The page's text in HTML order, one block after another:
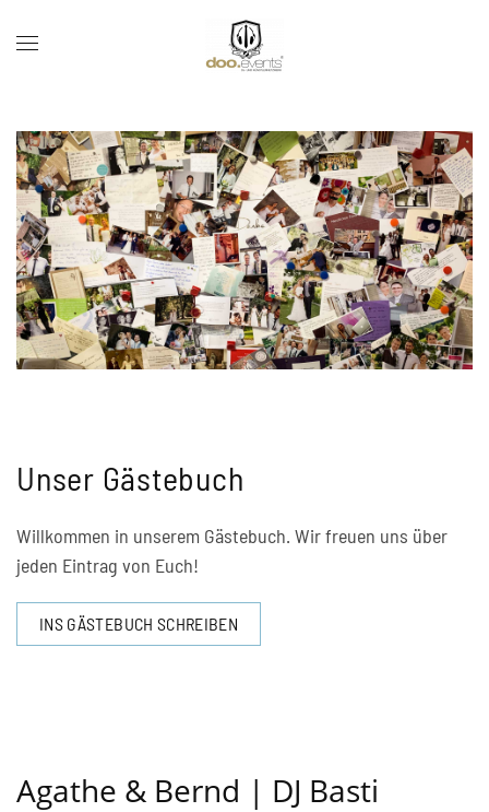
Unser Gästebuch
Willkommen in unserem Gästebuch. Wir freuen uns über
jeden Eintrag von Euch!
INS GÄSTEBUCH SCHREIBEN
Agathe & Bernd | DJ Basti